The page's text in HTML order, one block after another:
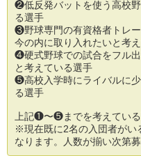
❷低反発バットを使う高校
る選手
❸野球専門の有資格者トレ
今の内に取り入れたいと考
❹硬式野球での試合をフル
と考えている選手
❺高校入学時にライバルに
る選手
上記❶〜❺までを考えている
※現在既に2名の入団者がい
なります。人数が揃い次第